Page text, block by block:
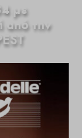
με
από την